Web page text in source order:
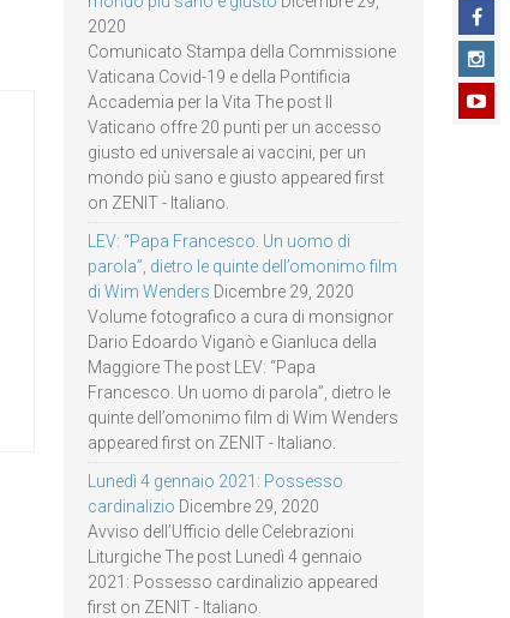
2020
Comunicato Stampa della Commissione
Vaticana Covid-19 e della Pontificia
Accademia per la Vita The post Il
Vaticano offre 20 punti per un accesso
giusto ed universale ai vaccini, per un
mondo più sano e giusto appeared first
on ZENIT - Italiano.
LEV: “Papa Francesco. Un uomo di
parola”, dietro le quinte dell’omonimo film
di Wim Wenders Dicembre 29, 2020
Volume fotografico a cura di monsignor
Dario Edoardo Viganò e Gianluca della
Maggiore The post LEV: “Papa
Francesco. Un uomo di parola”, dietro le
quinte dell’omonimo film di Wim Wenders
appeared first on ZENIT - Italiano.
Lunedì 4 gennaio 2021: Possesso
cardinalizio Dicembre 29, 2020
Avviso dell’Ufficio delle Celebrazioni
Liturgiche The post Lunedì 4 gennaio
2021: Possesso cardinalizio appeared
first on ZENIT - Italiano.